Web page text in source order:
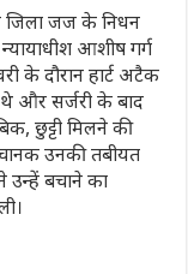
से जिला जज के निधन
आशीष गर्ग
के दौरान हार्ट अटैक
थे और सर्जरी के बाद
छुट्टी मिलने की
उनकी तबीयत
उन्हें बचाने का